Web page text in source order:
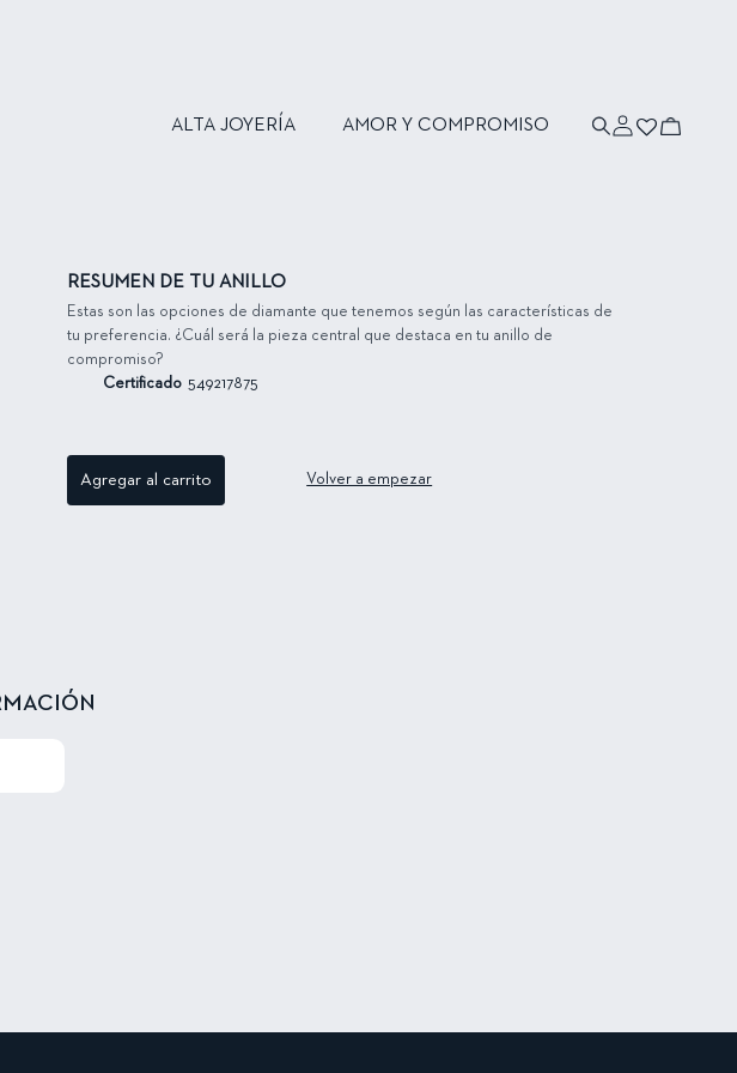
ALTA JOYERÍA AMOR Y COMPROMISO
sesión
Carrito
RESUMEN DE TU ANILLO
Estas son las opciones de diamante que tenemos según las características de
tu preferencia. ¿Cuál será la pieza central que destaca en tu anillo de
compromiso?
Certificado 549217875
Agregar al carrito Volver a empezar